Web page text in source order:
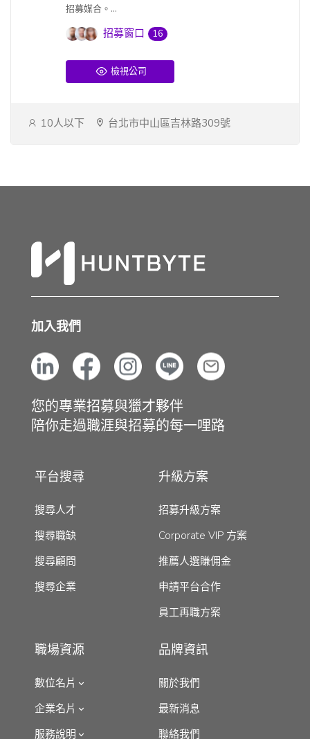
招募媒合。...
招募窗口 16
檢視公司
10人以下 台北市中山區吉林路309號
加入我們
您的專業招募與獵才夥伴
陪你走過職涯與招募的每一哩路
平台搜尋
搜尋人才
搜尋職缺
搜尋顧問
搜尋企業
升級方案
招募升級方案
Corporate VIP 方案
推薦人選賺佣金
申請平台合作
員工再職方案
職場資源
數位名片
企業名片
服務說明
品牌資訊
關於我們
最新消息
聯絡我們